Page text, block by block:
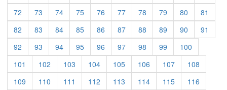
72 73 74 75 76 77 78 79 80
81
82
83 84 85 86 87 88 89 90
91
92
93 94 95 96 97 98 99
100
101
102 103 104 105 106 107
108
109
110 111 112 113 114 115
116